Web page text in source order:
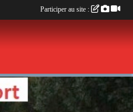
Participer au site :